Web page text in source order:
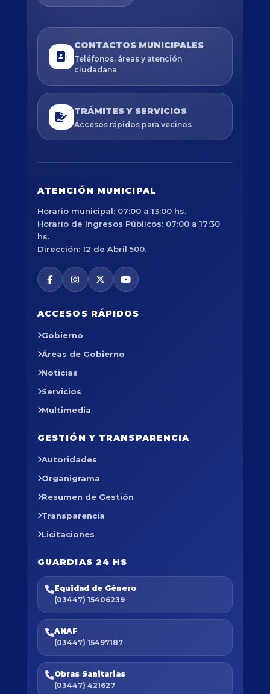
CONTACTOS MUNICIPALES
Teléfonos, áreas y atención
ciudadana
TRÁMITES Y SERVICIOS
Accesos rápidos para vecinos
ATENCIÓN MUNICIPAL
Horario municipal: 07:00 a 13:00 hs.
Horario de Ingresos Públicos: 07:00 a 17:30
hs.
Dirección: 12 de Abril 500.
ACCESOS RÁPIDOS
Gobierno
Áreas de Gobierno
Noticias
Servicios
Multimedia
GESTIÓN Y TRANSPARENCIA
Autoridades
Organigrama
Resumen de Gestión
Transparencia
Licitaciones
GUARDIAS 24 HS
Equidad de Género
(03447) 15406239
ANAF
(03447) 15497187
Obras Sanitarias
(03447) 421627